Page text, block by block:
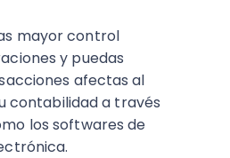
mayor control
y puedas
afectas al
contabilidad a través
los softwares de